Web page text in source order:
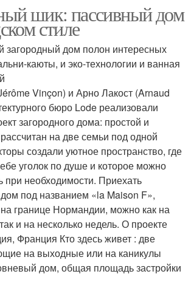
дом шик: пассивный дом
стиле
загородный дом полон интересных
каюты, и эко-технологии и ванная
Vinçon) и Арно Лакост (Arnaud
бюро Lode реализовали
загородного дома: простой и
на две семьи под одной
создали уютное пространство, где
уголок по душе и которое можно
при необходимости. Приехать
дом под названием «la Maison F»,
границе Нормандии, можно как на
и на несколько недель. О проекте
Франция Кто здесь живет : две
на выходные или на каникулы
дом, общая площадь застройки